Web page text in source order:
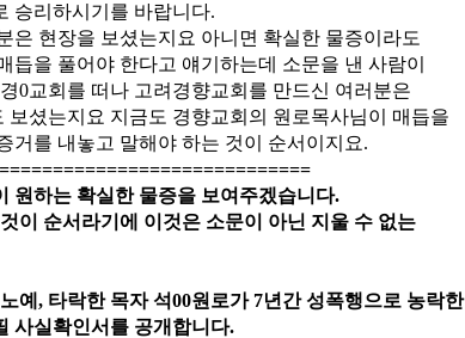
승리하시기를 바랍니다.
은 현장을 보셨는지요 아니면 확실한 물증이라도
을 풀어야 한다고 얘기하는데 소문을 낸 사람이
경0교회를 떠나 고려경향교회를 만드신 여러분은
셨는지요 지금도 경향교회의 원로목사님이 매듭을
거를 내놓고 말해야 하는 것이 순서이지요.
원하는 확실한 물증을 보여주겠습니다.
이 순서라기에 이것은 소문이 아닌 지울 수 없는
예 , 타락한 목자 석00원로가7년간 성폭행으로 농락한
사실확인서를 공개합니다.